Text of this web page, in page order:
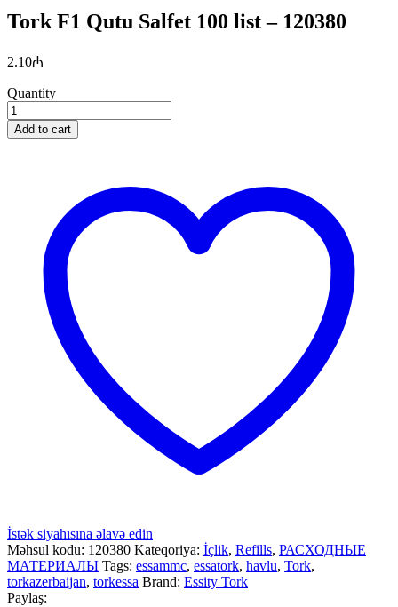
Tork F1 Qutu Salfet 100 list – 120380
2.10₼
Quantity
Add to cart
İstək siyahısına əlavə edin
Məhsul kodu: 120380 Kateqoriya: İçlik, Refills, РАСХОДНЫЕ
МАТЕРИАЛЫ Tags: essammc, essatork, havlu, Tork,
torkazerbaijan, torkessa Brand: Essity Tork
Paylaş: